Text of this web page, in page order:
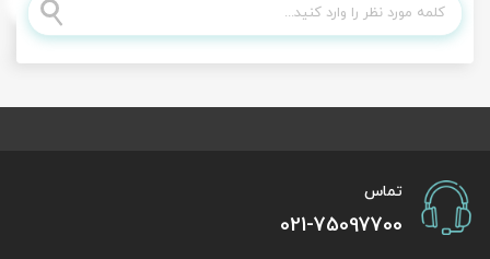
تماس
021-75097700